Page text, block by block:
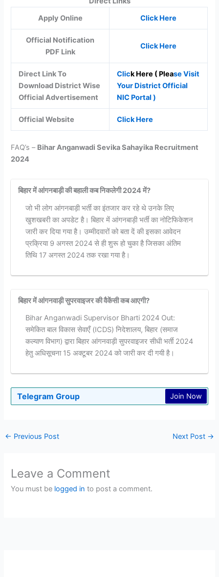
Apply Online
Click Here
Official Notification
PDF Link
Click Here
Direct Link To
Download District Wise
Official Advertisement
Click Here ( Please Visit
Your District Official
NIC Portal )
Official Website Click Here
FAQ’s – Bihar Anganwadi Sevika Sahayika Recruitment
2024
बिहार में आंगनबाड़ी की बहाली कब निकलेगी 2024 में?
जो भी लोग आंगनबाड़ी भर्ती का इंतजार कर रहे थे उनके लिए
खुशखबरी का अपडेट है। बिहार में आंगनबाड़ी भर्ती का नोटिफिकेशन
जारी कर दिया गया है। उम्मीदवारों को बता दें की इसका आवेदन
प्रक्रिया 9 अगस्त 2024 से ही शुरू हो चुका है जिसका अंतिम
तिथि 17 अगस्त 2024 तक रखा गया है।
बिहार में आंगनवाड़ी सुपरवाइजर की वैकेंसी कब आएगी?
Bihar Anganwadi Supervisor Bharti 2024 Out:
समेकित बाल विकास सेवाएँ (ICDS) निदेशालय, बिहार (समाज
कल्याण विभाग) द्वारा बिहार आंगनवाड़ी सुपरवाइजर सीधी भर्ती 2024
हेतु अधिसूचना 15 अक्टूबर 2024 को जारी कर दी गयी है।
Telegram Group Join Now
← Previous Post Next Post →
Leave a Comment
You must be logged in to post a comment.